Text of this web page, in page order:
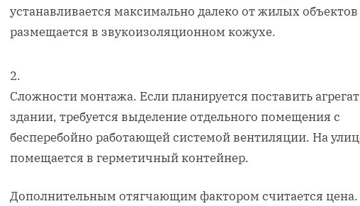
устанавливается максимально далеко от жилых
размещается в звукоизоляционном кожухе.
Сложности монтажа. Если планируется поставить
здании, требуется выделение отдельного помещения с
бесперебойно работающей системой вентиляции. На
помещается в герметичный контейнер.
Дополнительным отягчающим фактором считается цена.